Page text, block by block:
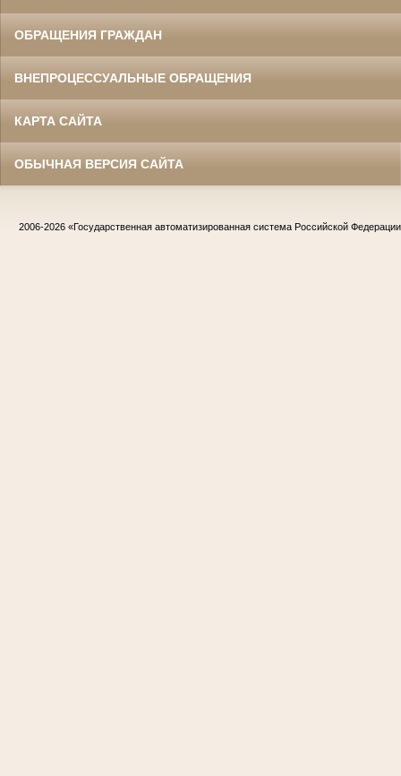
ОБРАЩЕНИЯ ГРАЖДАН
ВНЕПРОЦЕССУАЛЬНЫЕ ОБРАЩЕНИЯ
КАРТА САЙТА
ОБЫЧНАЯ ВЕРСИЯ САЙТА
2006-2026 «Государственная автоматизированная система Российской